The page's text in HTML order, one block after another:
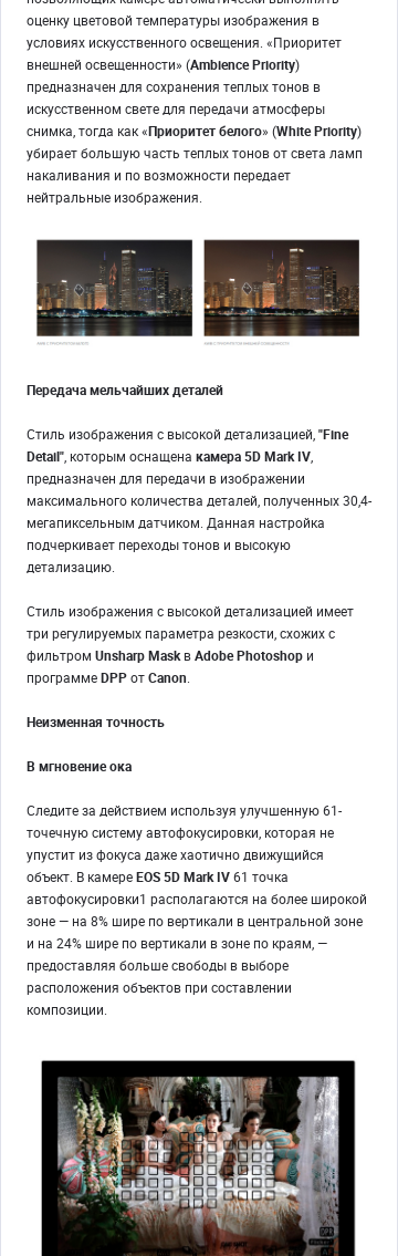
оценку цветовой температуры изображения в
условиях искусственного освещения. «Приоритет
внешней освещенности» (Ambience Priority)
предназначен для сохранения теплых тонов в
искусственном свете для передачи атмосферы
снимка, тогда как «Приоритет белого» (White Priority)
убирает большую часть теплых тонов от света ламп
накаливания и по возможности передает
нейтральные изображения.
Передача мельчайших деталей
Стиль изображения с высокой детализацией,"Fine
Detail", которым оснащена камера 5D Mark IV,
предназначен для передачи в изображении
максимального количества деталей, полученных 30,4-
мегапиксельным датчиком. Данная настройка
подчеркивает переходы тонов и высокую
детализацию.
Стиль изображения с высокой детализацией имеет
три регулируемых параметра резкости, схожих с
фильтром Unsharp MaskвAdobe Photoshop и
программеDPPотCanon.
Неизменная точность
В мгновение ока
Следите за действием используя улучшенную 61-
точечную систему автофокусировки, которая не
упустит из фокуса даже хаотично движущийся
объект. В камереEOS 5D Mark IV61 точка
автофокусировки1 располагаются на более широкой
зоне — на 8% шире по вертикали в центральной зоне
и на 24% шире по вертикали в зоне по краям, —
предоставляя больше свободы в выборе
расположения объектов при составлении
композиции.